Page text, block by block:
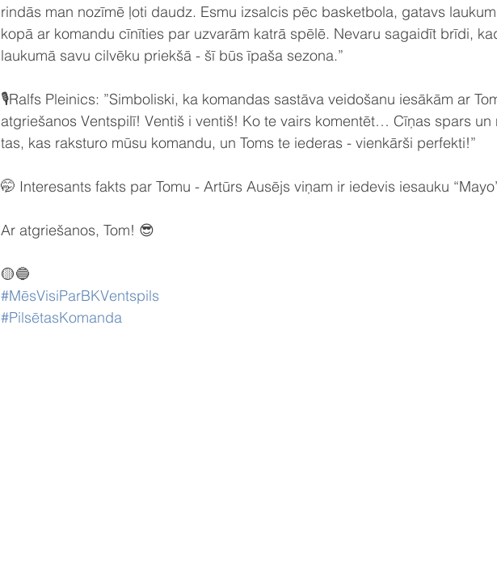
rindās man nozīmē ļoti daudz. Esmu izsalcis pēc basketbola, gatavs
kopā ar komandu cīnīties par uzvarām katrā spēlē. Nevaru sagaidīt brīdi,
laukumā savu cilvēku priekšā - šī būs īpaša sezona.”
🎙️Ralfs Pleinics: ”Simboliski, ka komandas sastāva veidošanu iesākām ar
atgriešanos Ventspilī! Ventiš i ventiš! Ko te vairs komentēt… Cīņas spars
tas, kas raksturo mūsu komandu, un Toms te iederas - vienkārši perfekti!”
🤭 Interesants fakts par Tomu - Artūrs Ausējs viņam ir iedevis iesauku
Ar atgriešanos, Tom! 😎
🟡🔵
#MēsVisiParBKVentspils
#PilsētasKomanda